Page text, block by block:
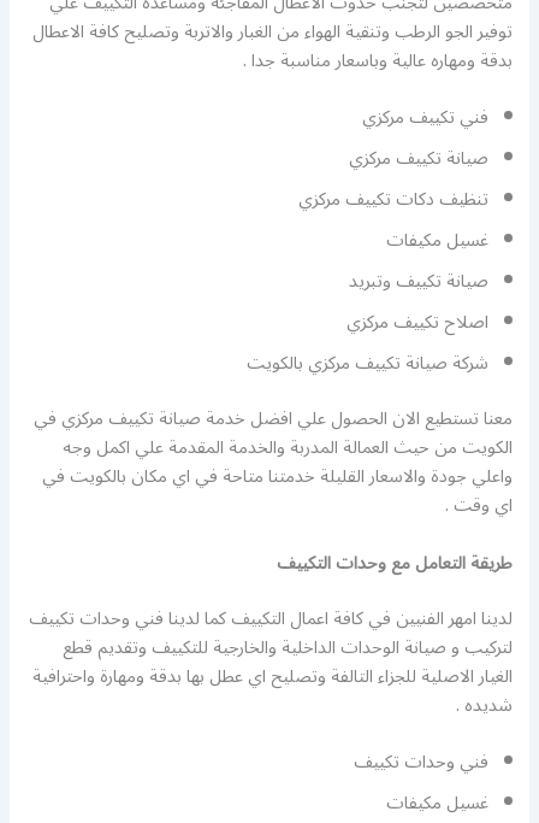
توفير الجو الرطب وتنقية الهواء من الغبار والاتربة وتصليح كافة الاعطال
بدقة ومهاره عالية وباسعار مناسبة جدا .
فني تكييف مركزي
صيانة تكييف مركزي
تنظيف دكات تكييف مركزي
غسيل مكيفات
صيانة تكييف وتبريد
اصلاح تكييف مركزي
شركة صيانة تكييف مركزي بالكويت
معنا تستطيع الان الحصول علي افضل خدمة صيانة تكييف مركزي في
الكويت من حيث العمالة المدربة والخدمة المقدمة علي اكمل وجه
واعلي جودة والاسعار القليلة خدمتنا متاحة في اي مكان بالكويت في
اي وقت .
طريقة التعامل مع وحدات التكييف
لدينا امهر الفنيين في كافة اعمال التكييف كما لدينا فني وحدات تكييف
لتركيب و صيانة الوحدات الداخلية والخارجية للتكييف وتقديم قطع
الغيار الاصلية للجزاء التالفة وتصليح اي عطل بها بدقة ومهارة واحترافية
شديده .
فني وحدات تكييف
غسيل مكيفات